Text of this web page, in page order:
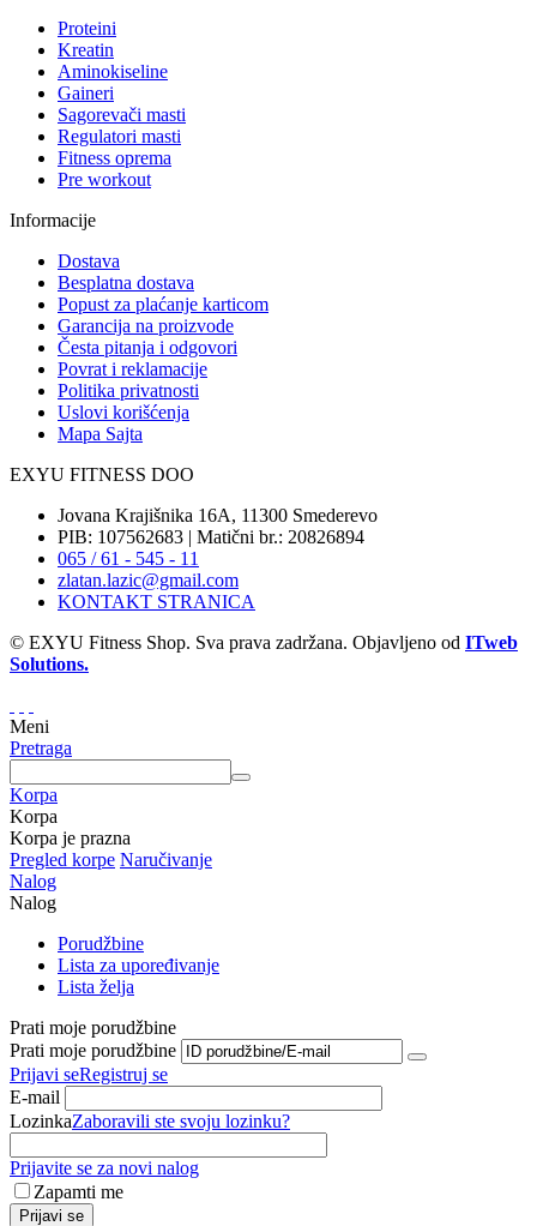
Proteini
Kreatin
Aminokiseline
Gaineri
Sagorevači masti
Regulatori masti
Fitness oprema
Pre workout
Informacije
Dostava
Besplatna dostava
Popust za plaćanje karticom
Garancija na proizvode
Česta pitanja i odgovori
Povrat i reklamacije
Politika privatnosti
Uslovi korišćenja
Mapa Sajta
EXYU FITNESS DOO
Jovana Krajišnika 16A, 11300 Smederevo
PIB: 107562683 | Matični br.: 20826894
065 / 61 - 545 - 11
zlatan.lazic@gmail.com
KONTAKT STRANICA
© EXYU Fitness Shop. Sva prava zadržana. Objavljeno od ITweb
Solutions.
Meni
Pretraga
Korpa
Korpa
Korpa je prazna
Pregled korpe Naručivanje
Nalog
Nalog
Porudžbine
Lista za upoređivanje
Lista želja
Prati moje porudžbine
Prati moje porudžbine
Prijavi seRegistruj se
E-mail
LozinkaZaboravili ste svoju lozinku?
Prijavite se za novi nalog
Zapamti me
Prijavi se